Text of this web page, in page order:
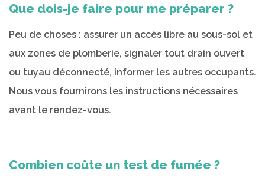
Que dois-je faire pour me préparer ?
Peu de choses : assurer un accès libre au sous-sol et
aux zones de plomberie, signaler tout drain ouvert
ou tuyau déconnecté, informer les autres occupants.
Nous vous fournirons les instructions nécessaires
avant le rendez-vous.
Combien coûte un test de fumée ?